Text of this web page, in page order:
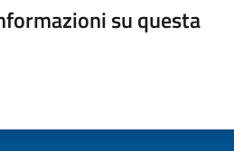
su questa